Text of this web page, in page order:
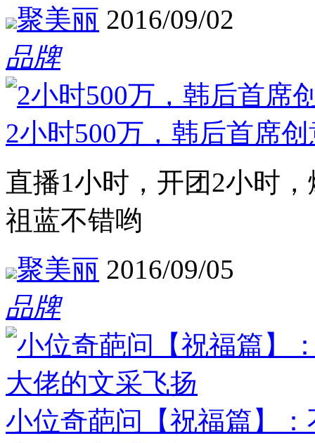
聚美丽 2016/09/02
品牌
2小时500万，韩后首席
直播1小时，开团2小时
祖蓝不错哟
聚美丽 2016/09/05
品牌
小位奇葩问【祝福篇】